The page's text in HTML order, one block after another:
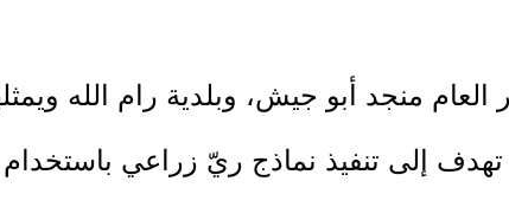
العام منجد أبو جيش، وبلدية رام الله